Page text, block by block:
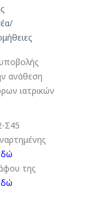
ανάθεση
ιατρικών
Σ45
της